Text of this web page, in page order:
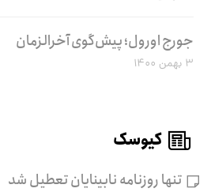
جورج اورول؛ پیش‌گوی آخرالزمان
۳ بهمن ۱۴۰۰
کیوسک
تنها روزنامه نابینایان تعطیل شد